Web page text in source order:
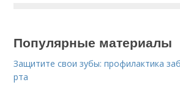
Популярные материалы
Защитите свои зубы: профилактика
рта